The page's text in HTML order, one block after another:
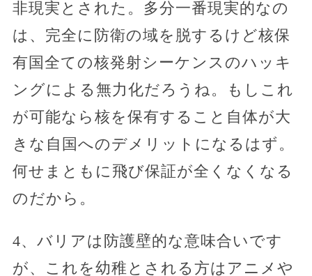
非現実とされた。多分一番現実的なの
は、完全に防衛の域を脱するけど核保
有国全ての核発射シーケンスのハッキ
ングによる無力化だろうね。もしこれ
が可能なら核を保有すること自体が大
きな自国へのデメリットになるはず。
何せまともに飛び保証が全くなくなる
のだから。
4、バリアは防護壁的な意味合いです
が、これを幼稚とされる方はアニメや